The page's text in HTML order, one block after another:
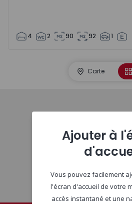
4 2 90 92 1
Carte
Ajouter à
Vous pouvez facilement
l'écran d'accueil de votre
accès instantané et une